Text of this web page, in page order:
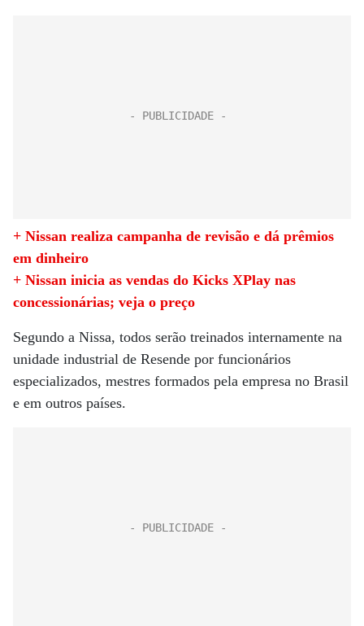
+ Nissan realiza campanha de revisão e dá prêmios
em dinheiro
+ Nissan inicia as vendas do Kicks XPlay nas
concessionárias; veja o preço
Segundo a Nissa, todos serão treinados internamente na
unidade industrial de Resende por funcionários
especializados, mestres formados pela empresa no Brasil
e em outros países.